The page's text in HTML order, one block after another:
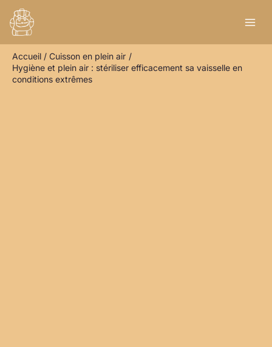
contenu
Accueil
Cuisson en plein air
Hygiène et plein air : stériliser efficacement sa vaisselle en
conditions extrêmes
e
h
e